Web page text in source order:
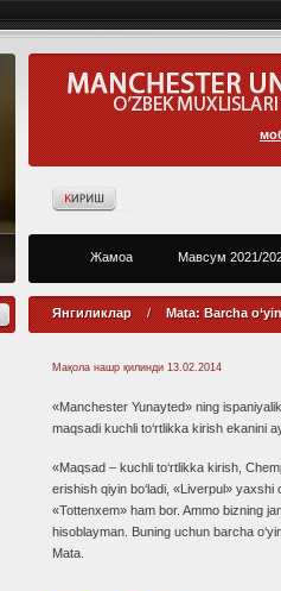
Жамоа Мавсум 2021/
Янгиликлар / Mata: Barcha
Мақола нашр қилинди 13.02.2014
«Manchester Yunayted» ning
maqsadi kuchli to‘rtlikka kirish ekanini
«Maqsad – kuchli to‘rtlikka kirish,
erishish qiyin bo‘ladi, «Liverpul»
«Tottenxem» ham bor. Ammo bizning
hisoblayman. Buning uchun barcha
Mata.